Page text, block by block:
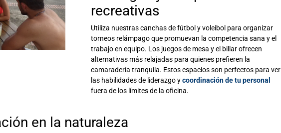
recreativas
Utiliza nuestras canchas de fútbol y voleibol para organizar
torneos relámpago que promuevan la competencia sana y el
trabajo en equipo. Los juegos de mesa y el billar ofrecen
alternativas más relajadas para quienes prefieren la
camaradería tranquila. Estos espacios son perfectos para ver
las habilidades de liderazgo ycoordinación de tu personal
fuera de los límites de la oficina.
en la naturaleza